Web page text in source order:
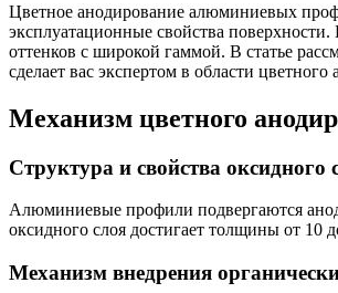
Цветное анодирование алюминиевых
эксплуатационные свойства
оттенков с широкой гаммой. В статье
сделает вас экспертом в области
Механизм цветного
Структура и свойства оксидного
Алюминиевые профили подвергаются
оксидного слоя достигает толщины от 10
Механизм внедрения